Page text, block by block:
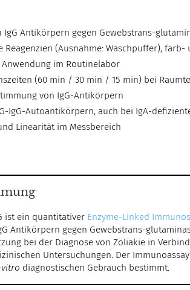
Antikörpern gegen Gewebstrans-
Reagenzien (Ausnahme: Waschpuffer),
im Routinelabor
(60 min / 30 min / 15 min) bei
von IgG-Antikörpern
IgG-Autoantikörpern, auch bei IgA-
Linearität im Messbereich
ist ein quantitativer Enzyme-Linked
Antikörpern gegen Gewebstrans-
bei der Diagnose von Zöliakie in
Untersuchungen. Der
diagnostischen Gebrauch bestimmt.